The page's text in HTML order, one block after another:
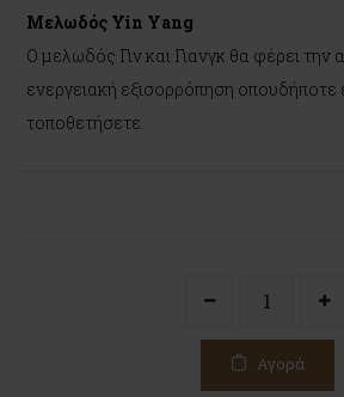
Μελωδός Yin Yang
Ο μελωδός Γιν και Γιανγκ θα φέρει την
ενεργειακή εξισορρόπηση οπουδήποτε
τοποθετήσετε.
Αγορά